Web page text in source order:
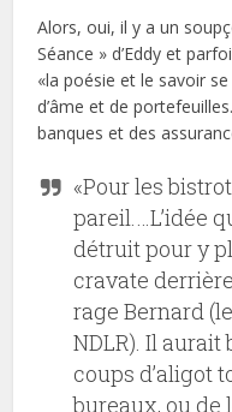
Alors, oui, il y a un
Séance » d’Eddy et
«la poésie et le savoir
d’âme et de
banques et des
«Pour les
pareil.…L’idée
détruit pour y
cravate
rage Bernard
NDLR). Il
coups d’aligot
bureaux, ou de